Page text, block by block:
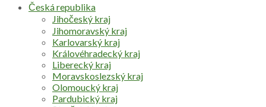
Česká republika
Jihočeský kraj
Jihomoravský kraj
Karlovarský kraj
Královéhradecký kraj
Liberecký kraj
Moravskoslezský kraj
Olomoucký kraj
Pardubický kraj